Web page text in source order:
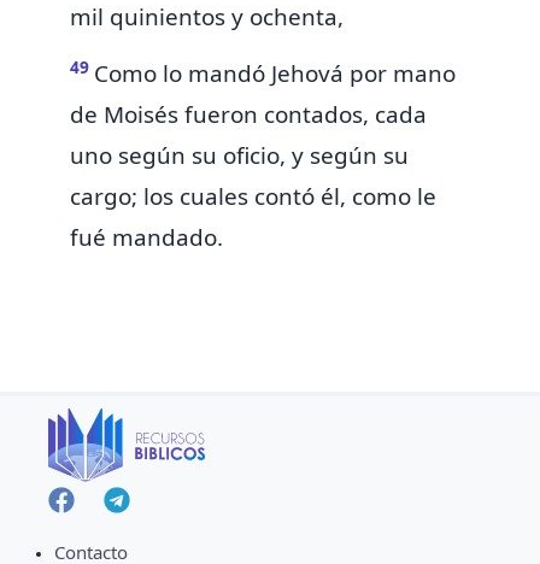
mil quinientos y ochenta,
49 Como lo mandó Jehová por mano
de Moisés fueron contados, cada
uno según su oficio, y según su
cargo; los cuales contó él, como le
fué mandado.
Contacto